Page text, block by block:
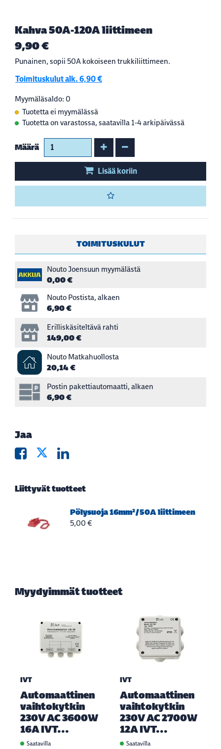
Kahva 50A-120A liittimeen
9,90 €
Punainen, sopii 50A kokoiseen trukkiliittimeen.
Toimituskulut alk. 6,90 €
Myymäläsaldo: 0
Tuotetta ei myymälässä
Tuotetta on varastossa, saatavilla 1-4 arkipäivässä
Määrä Kasvata määrää
Vähennä määrää
Lisää koriin
TOIMITUSKULUT
Nouto Joensuun myymälästä
0,00 €
Nouto Postista, alkaen
6,90 €
Erilliskäsiteltävä rahti
149,00 €
Nouto Matkahuollosta
20,14 €
Postin pakettiautomaatti, alkaen
6,90 €
Jaa
Liittyvät tuotteet
Pölysuoja 16mm²/50A liittimeen
5,00 €
Myydyimmät tuotteet
IVT
Automaattinen
vaihtokytkin
230V AC 3600W
16A IVT...
Saatavilla
IVT
Automaattinen
vaihtokytkin
230V AC 2700W
12A IVT...
Saatavilla